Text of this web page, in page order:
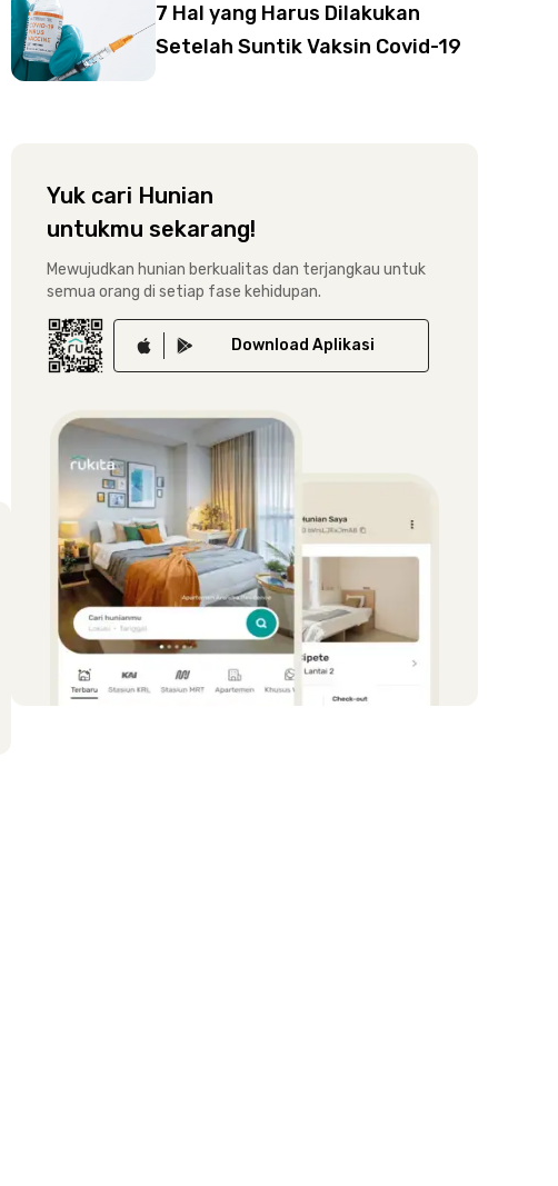
7 Hal yang Harus Dilakukan
Setelah Suntik Vaksin Covid-19
Yuk cari Hunian
untukmu sekarang!
Mewujudkan hunian berkualitas dan terjangkau untuk
semua orang di setiap fase kehidupan.
Download Aplikasi